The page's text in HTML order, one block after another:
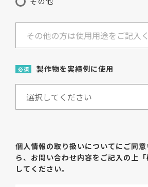
必須 製作物を実績例に使用
個人情報の取り扱いについてにご同
ら、 お問い合わせ内容をご記入の上
してください。